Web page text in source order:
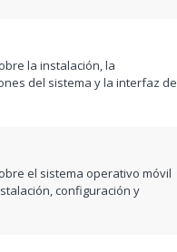
la instalación, la
del sistema y la interfaz de
el sistema operativo móvil
configuración y